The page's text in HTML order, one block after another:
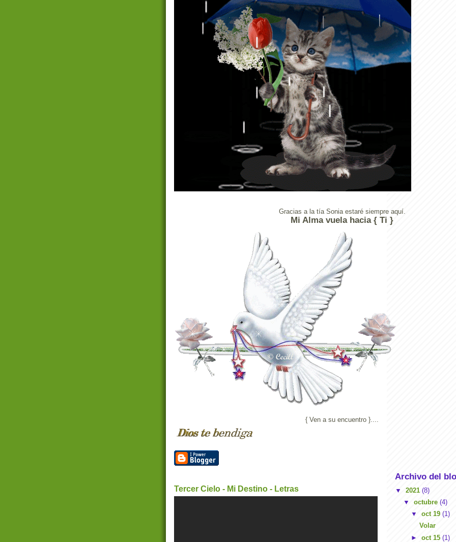
Gracias a la tía Sonia estaré siempre aquí.
Mi Alma vuela hacia { Ti }
{ Ven a su encuentro }....
Tercer Cielo - Mi Destino - Letras
Archivo del
▼ 2021 (8)
▼ octubre (4)
▼oct 19(1)
Volar
►oct 15(1)